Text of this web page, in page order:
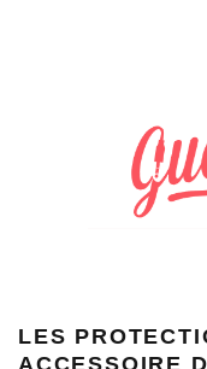
LES
ACCESSOIRE